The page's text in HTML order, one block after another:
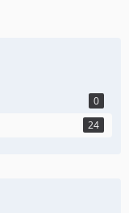
0
24